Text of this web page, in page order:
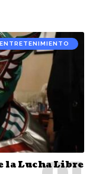
ENTRETENIMIENTO
la Lucha Libre